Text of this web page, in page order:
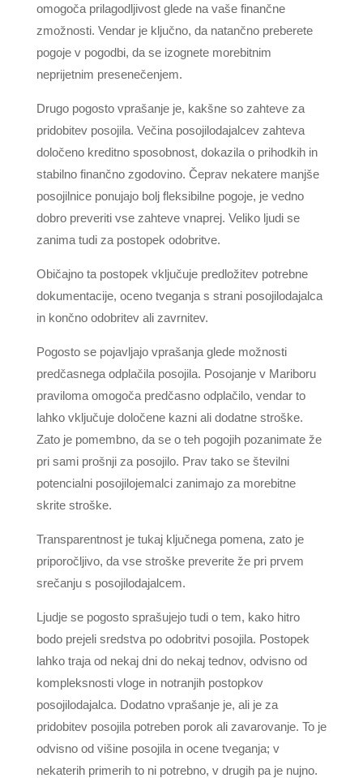
omogoča prilagodljivost glede na vaše finančne
zmožnosti. Vendar je ključno, da natančno preberete
pogoje v pogodbi, da se izognete morebitnim
neprijetnim presenečenjem.
Drugo pogosto vprašanje je, kakšne so zahteve za
pridobitev posojila. Večina posojilodajalcev zahteva
določeno kreditno sposobnost, dokazila o prihodkih in
stabilno finančno zgodovino. Čeprav nekatere manjše
posojilnice ponujajo bolj fleksibilne pogoje, je vedno
dobro preveriti vse zahteve vnaprej. Veliko ljudi se
zanima tudi za postopek odobritve.
Običajno ta postopek vključuje predložitev potrebne
dokumentacije, oceno tveganja s strani posojilodajalca
in končno odobritev ali zavrnitev.
Pogosto se pojavljajo vprašanja glede možnosti
predčasnega odplačila posojila. Posojanje v Mariboru
praviloma omogoča predčasno odplačilo, vendar to
lahko vključuje določene kazni ali dodatne stroške.
Zato je pomembno, da se o teh pogojih pozanimate že
pri sami prošnji za posojilo. Prav tako se številni
potencialni posojilojemalci zanimajo za morebitne
skrite stroške.
Transparentnost je tukaj ključnega pomena, zato je
priporočljivo, da vse stroške preverite že pri prvem
srečanju s posojilodajalcem.
Ljudje se pogosto sprašujejo tudi o tem, kako hitro
bodo prejeli sredstva po odobritvi posojila. Postopek
lahko traja od nekaj dni do nekaj tednov, odvisno od
kompleksnosti vloge in notranjih postopkov
posojilodajalca. Dodatno vprašanje je, ali je za
pridobitev posojila potreben porok ali zavarovanje. To je
odvisno od višine posojila in ocene tveganja; v
nekaterih primerih to ni potrebno, v drugih pa je nujno.